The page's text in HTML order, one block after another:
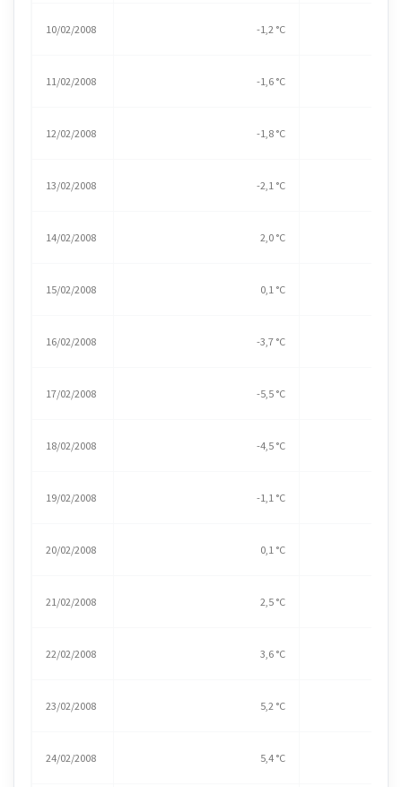
10/02/2008 -1,2 °C
11/02/2008 -1,6 °C
12/02/2008 -1,8 °C
13/02/2008 -2,1 °C
14/02/2008 2,0 °C
15/02/2008 0,1 °C
16/02/2008 -3,7 °C
17/02/2008 -5,5 °C
18/02/2008 -4,5 °C
19/02/2008 -1,1 °C
20/02/2008 0,1 °C
21/02/2008 2,5 °C
22/02/2008 3,6 °C
23/02/2008 5,2 °C
24/02/2008 5,4 °C